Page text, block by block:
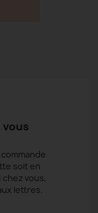
vous
soit en
vous,
lettres.